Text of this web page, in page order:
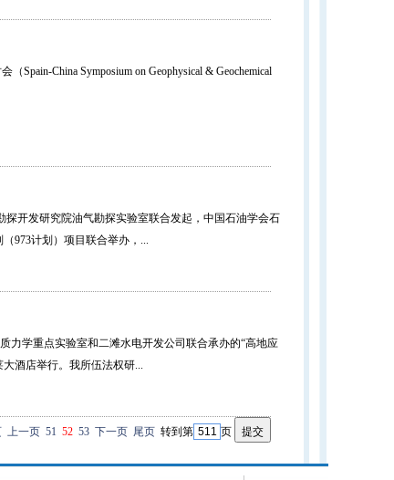
China Symposium on Geophysical & Geochemical
开发研究院油气勘探实验室联合发起，中国石油学会石
973计划）项目联合举办，...
学重点实验室和二滩水电开发公司联合承办的“高地应
酒店举行。我所伍法权研...
上一页 51 52 53 下一页 尾页 转到第 页